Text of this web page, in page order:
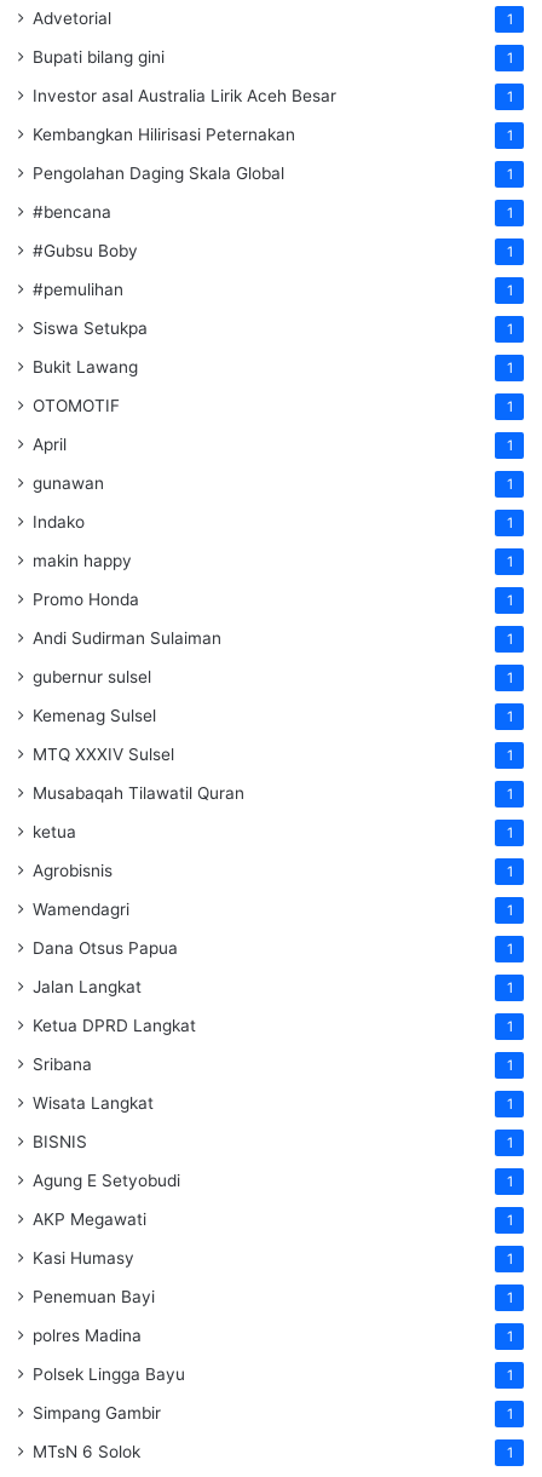
Advetorial 1
Bupati bilang gini 1
Investor asal Australia Lirik Aceh Besar 1
Kembangkan Hilirisasi Peternakan 1
Pengolahan Daging Skala Global 1
#bencana 1
#Gubsu Boby 1
#pemulihan 1
Siswa Setukpa 1
Bukit Lawang 1
OTOMOTIF 1
April 1
gunawan 1
Indako 1
makin happy 1
Promo Honda 1
Andi Sudirman Sulaiman 1
gubernur sulsel 1
Kemenag Sulsel 1
MTQ XXXIV Sulsel 1
Musabaqah Tilawatil Quran 1
ketua 1
Agrobisnis 1
Wamendagri 1
Dana Otsus Papua 1
Jalan Langkat 1
Ketua DPRD Langkat 1
Sribana 1
Wisata Langkat 1
BISNIS 1
Agung E Setyobudi 1
AKP Megawati 1
Kasi Humasy 1
Penemuan Bayi 1
polres Madina 1
Polsek Lingga Bayu 1
Simpang Gambir 1
MTsN 6 Solok 1